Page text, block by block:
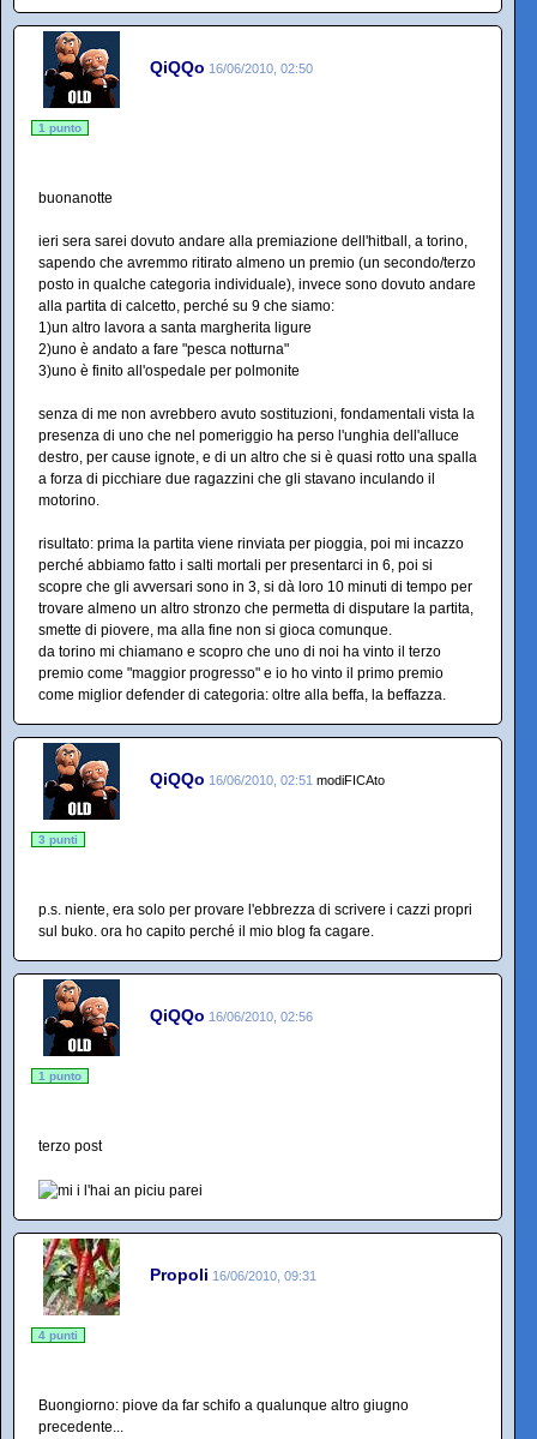
QiQQo 16/06/2010, 02:50
1 punto
buonanotte
ieri sera sarei dovuto andare alla premiazione dell'hitball, a torino,
sapendo che avremmo ritirato almeno un premio (un secondo/terzo
posto in qualche categoria individuale), invece sono dovuto andare
alla partita di calcetto, perché su 9 che siamo:
1)un altro lavora a santa margherita ligure
2)uno è andato a fare "pesca notturna"
3)uno è finito all'ospedale per polmonite
senza di me non avrebbero avuto sostituzioni, fondamentali vista la
presenza di uno che nel pomeriggio ha perso l'unghia dell'alluce
destro, per cause ignote, e di un altro che si è quasi rotto una spalla
a forza di picchiare due ragazzini che gli stavano inculando il
motorino.
risultato: prima la partita viene rinviata per pioggia, poi mi incazzo
perché abbiamo fatto i salti mortali per presentarci in 6, poi si
scopre che gli avversari sono in 3, si dà loro 10 minuti di tempo per
trovare almeno un altro stronzo che permetta di disputare la partita,
smette di piovere, ma alla fine non si gioca comunque.
da torino mi chiamano e scopro che uno di noi ha vinto il terzo
premio come "maggior progresso" e io ho vinto il primo premio
come miglior defender di categoria: oltre alla beffa, la beffazza.
QiQQo 16/06/2010, 02:51 modiFICAto
3 punti
p.s. niente, era solo per provare l'ebbrezza di scrivere i cazzi propri
sul buko. ora ho capito perché il mio blog fa cagare.
QiQQo 16/06/2010, 02:56
1 punto
terzo post
Propoli 16/06/2010, 09:31
4 punti
Buongiorno: piove da far schifo a qualunque altro giugno
precedente...